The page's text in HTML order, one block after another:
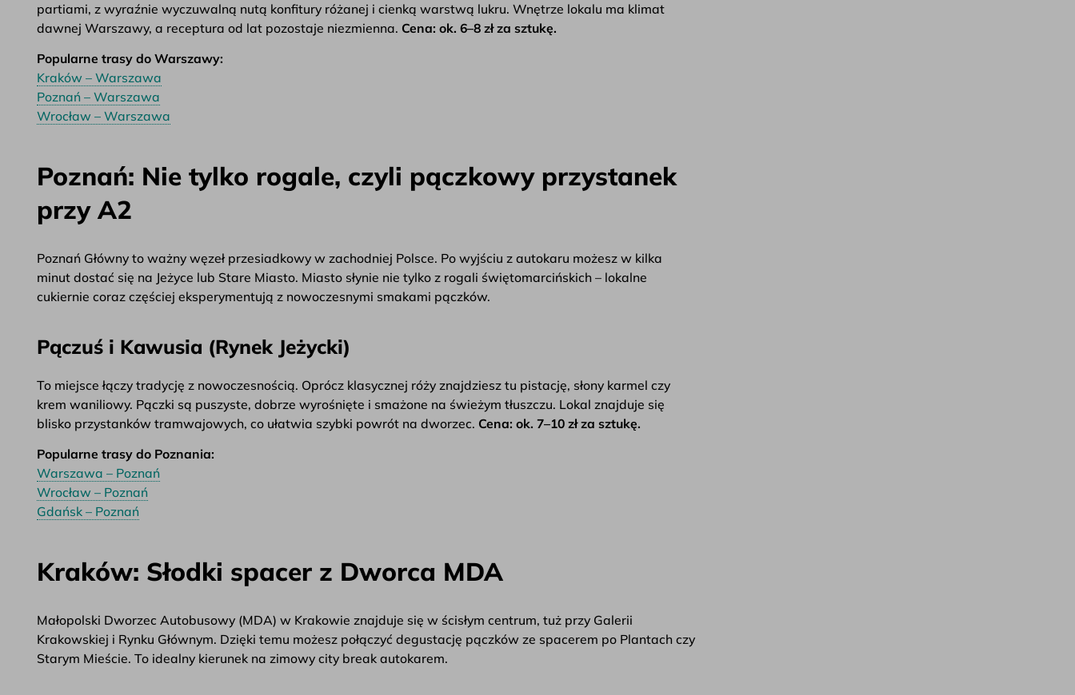
partiami, z wyraźnie wyczuwalną nutą konfitury różanej i cienką warstwą lukru. Wnętrze lokalu ma klimat
dawnej Warszawy, a receptura od lat pozostaje niezmienna. Cena: ok. 6–8 zł za sztukę.
Popularne trasy do Warszawy:
Kraków – Warszawa
Poznań – Warszawa
Wrocław – Warszawa
Poznań: Nie tylko rogale, czyli pączkowy przystanek
przy A2
Poznań Główny to ważny węzeł przesiadkowy w zachodniej Polsce. Po wyjściu z autokaru możesz w kilka
minut dostać się na Jeżyce lub Stare Miasto. Miasto słynie nie tylko z rogali świętomarcińskich – lokalne
cukiernie coraz częściej eksperymentują z nowoczesnymi smakami pączków.
Pączuś i Kawusia (Rynek Jeżycki)
To miejsce łączy tradycję z nowoczesnością. Oprócz klasycznej róży znajdziesz tu pistację, słony karmel czy
krem waniliowy. Pączki są puszyste, dobrze wyrośnięte i smażone na świeżym tłuszczu. Lokal znajduje się
blisko przystanków tramwajowych, co ułatwia szybki powrót na dworzec. Cena: ok. 7–10 zł za sztukę.
Popularne trasy do Poznania:
Warszawa – Poznań
Wrocław – Poznań
Gdańsk – Poznań
Kraków: Słodki spacer z Dworca MDA
Małopolski Dworzec Autobusowy (MDA) w Krakowie znajduje się w ścisłym centrum, tuż przy Galerii
Krakowskiej i Rynku Głównym. Dzięki temu możesz połączyć degustację pączków ze spacerem po Plantach czy
Starym Mieście. To idealny kierunek na zimowy city break autokarem.